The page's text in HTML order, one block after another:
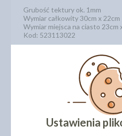
Grubość tektury ok. 1mm
Wymiar całkowity 30cm x 22cm
Wymiar miejsca na ciasto 23cm
Kod: 523113022
DODAJ SWOJĄ
PRODUKTY
INNI KLIENCI
Ustawienia